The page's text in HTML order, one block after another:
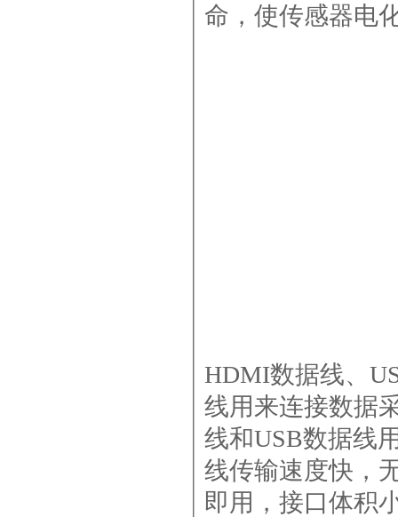
命，使传感器电
HDMI数据线、
线用来连接数据
线和USB数据线
线传输速度快，
即用，接口体积